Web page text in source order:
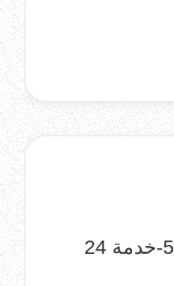
كهربائي منازل الكويت-51419937-خدمة 24